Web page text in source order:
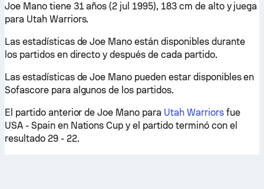
Joe Mano tiene 31 años (2 jul 1995), 183 cm de alto y juega
para Utah Warriors.
Las estadísticas de Joe Mano están disponibles durante
los partidos en directo y después de cada partido.
Las estadísticas de Joe Mano pueden estar disponibles en
Sofascore para algunos de los partidos.
El partido anterior de Joe Mano para Utah Warriorsfue
USA - Spain en Nations Cup y el partido terminó con el
resultado 29 - 22.